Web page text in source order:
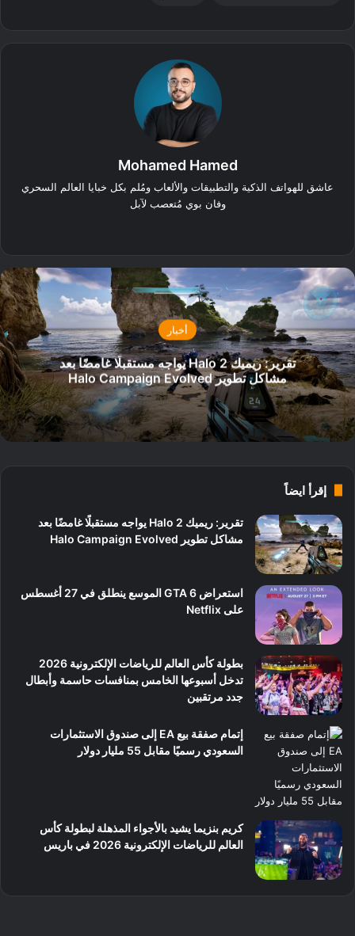
Mohamed Hamed
عاشق للهواتف الذكية والتطبيقات والألعاب ومُلم بكل خبايا العالم السحري
وفان بوي مُتعصب لآبل
أخبار
تقرير: ريميك Halo 2 يواجه مستقبلًا غامضًا بعد
مشاكل تطوير Halo Campaign Evolved
إقرأ ايضاً
تقرير: ريميك Halo 2 يواجه مستقبلًا غامضًا بعد
مشاكل تطوير Halo Campaign Evolved
استعراض GTA 6 الموسع ينطلق في 27 أغسطس
على Netflix
بطولة كأس العالم للرياضات الإلكترونية 2026
تدخل أسبوعها الخامس بمنافسات حاسمة وأبطال
جدد مرتقبين
إتمام صفقة بيع EA إلى صندوق الاستثمارات
السعودي رسميًا مقابل 55 مليار دولار
كريم بنزيما يشيد بالأجواء المذهلة لبطولة كأس
العالم للرياضات الإلكترونية 2026 في باريس